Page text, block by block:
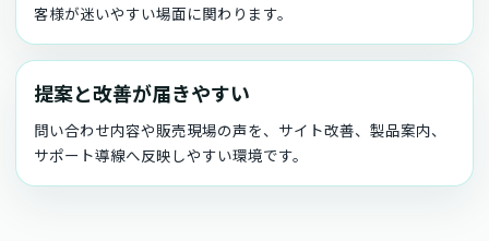
客様が迷いやすい場面に関わります。
提案と改善が届きやすい
問い合わせ内容や販売現場の声を、サイト改善、製品案内、
サポート導線へ反映しやすい環境です。